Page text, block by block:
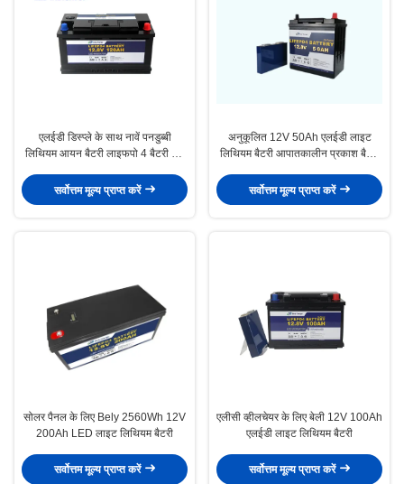
एलईडी डिस्प्ले के साथ नावें पनडुब्बी
लिथियम आयन बैटरी लाइफपो 4 बैटरी 12
सर्वोत्तम मूल्य प्राप्त करें
अनुकूलित 12V 50Ah एलईडी लाइट
लिथियम बैटरी आपातकालीन प्रकाश बैटरी
सर्वोत्तम मूल्य प्राप्त करें
सोलर पैनल के लिए Bely 2560Wh 12V
200Ah LED लाइट लिथियम बैटरी
सर्वोत्तम मूल्य प्राप्त करें
एलीसी व्हीलचेयर के लिए बेली 12V 100Ah
एलईडी लाइट लिथियम बैटरी
सर्वोत्तम मूल्य प्राप्त करें